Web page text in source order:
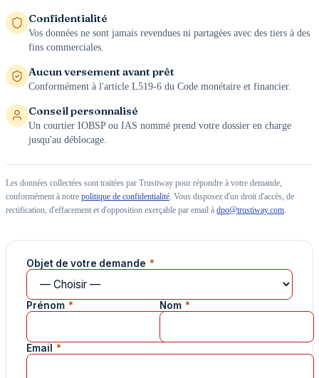
Confidentialité
Vos données ne sont jamais revendues ni partagées avec des tiers à des
fins commerciales.
Aucun versement avant prêt
Conformément à l'article L519-6 du Code monétaire et financier.
Conseil personnalisé
Un courtier IOBSP ou IAS nommé prend votre dossier en charge
jusqu'au déblocage.
Les données collectées sont traitées par Trustiway pour répondre à votre demande,
conformément à notre politique de confidentialité. Vous disposez d'un droit d'accès, de
rectification, d'effacement et d'opposition exerçable par email à dpo@trustiway.com.
Informations
essentielles
Objet de votre demande *
Prénom * Nom *
Email *